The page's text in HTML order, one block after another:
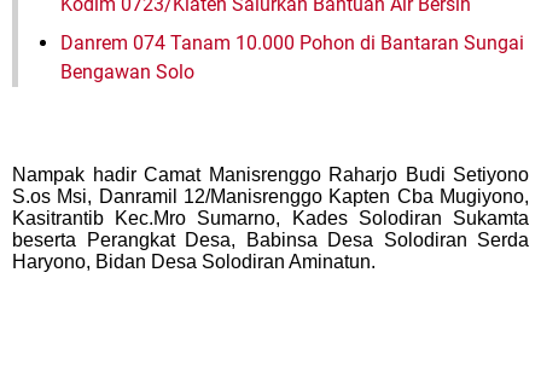
Danrem 074 Tanam 10.000 Pohon di Bantaran Sungai
Bengawan Solo
Nampak hadir Camat Manisrenggo Raharjo Budi Setiyono
S.os Msi, Danramil 12/Manisrenggo Kapten Cba Mugiyono,
Kasitrantib Kec.Mro Sumarno, Kades Solodiran Sukamta
beserta Perangkat Desa, Babinsa Desa Solodiran Serda
Haryono, Bidan Desa Solodiran Aminatun.